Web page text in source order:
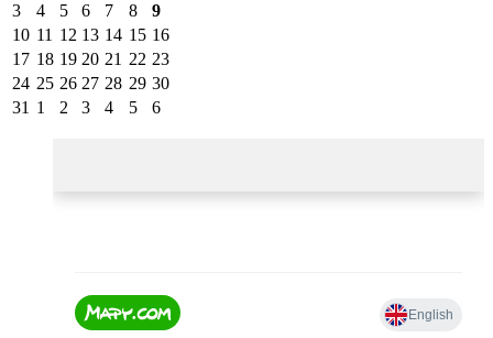
3
4 5 6 7 8
9
10 11 12 13 14 15 16
17 18 19 20 21 22 23
24 25 26 27 28 29 30
31 1 2 3 4 5 6